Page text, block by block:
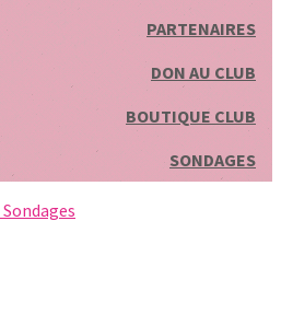
PARTENAIRES
DON AU CLUB
BOUTIQUE CLUB
SONDAGES
Sondages